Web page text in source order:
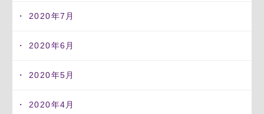
2020年7月
2020年6月
2020年5月
2020年4月